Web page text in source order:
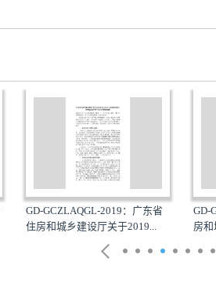
GD-GCZLAQGL-2019：广东省
住房和城乡建设厅关于2019...
GD-
房和